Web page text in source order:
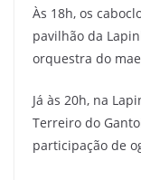
Às 18h, os
pavilhão da
orquestra do
Já às 20h, na
Terreiro do
participação de